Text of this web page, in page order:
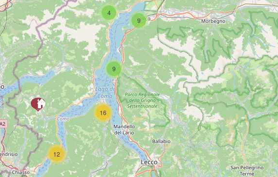
12
16
4
9
9
SCARICA L'APP
PAGINE SOCIAL